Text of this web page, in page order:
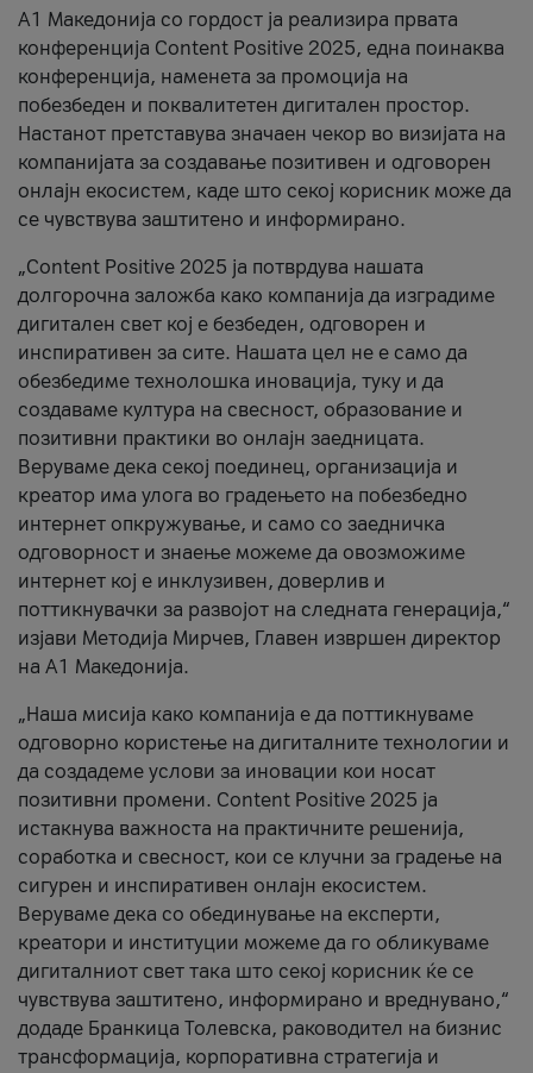
А1 Македонија со гордост ја реализира првата
конференција Content Positive 2025, една поинаква
конференција, наменета за промоција на
побезбеден и поквалитетен дигитален простор.
Настанот претставува значаен чекор во визијата на
компанијата за создавање позитивен и одговорен
онлајн екосистем, каде што секој корисник може да
се чувствува заштитено и информирано.
„Content Positive 2025 ја потврдува нашата
долгорочна заложба како компанија да изградиме
дигитален свет кој е безбеден, одговорен и
инспиративен за сите. Нашата цел не е само да
обезбедиме технолошка иновација, туку и да
создаваме култура на свесност, образование и
позитивни практики во онлајн заедницата.
Веруваме дека секој поединец, организација и
креатор има улога во градењето на побезбедно
интернет опкружување, и само со заедничка
одговорност и знаење можеме да овозможиме
интернет кој е инклузивен, доверлив и
поттикнувачки за развојот на следната генерација,“
изјави Методија Мирчев, Главен извршен директор
на А1 Македонија.
„Наша мисија како компанија е да поттикнуваме
одговорно користење на дигиталните технологии и
да создадеме услови за иновации кои носат
позитивни промени. Content Positive 2025 ја
истакнува важноста на практичните решенија,
соработка и свесност, кои се клучни за градење на
сигурен и инспиративен онлајн екосистем.
Веруваме дека со обединување на експерти,
креатори и институции можеме да го обликуваме
дигиталниот свет така што секој корисник ќе се
чувствува заштитено, информирано и вреднувано,“
додаде Бранкица Толевска, раководител на бизнис
трансформација, корпоративна стратегија и